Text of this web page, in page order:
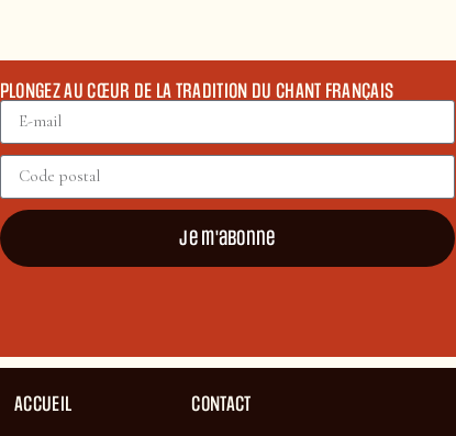
PLONGEZ AU CŒUR DE LA TRADITION DU CHANT FRANÇAIS
Je m'abonne
ACCUEIL CONTACT